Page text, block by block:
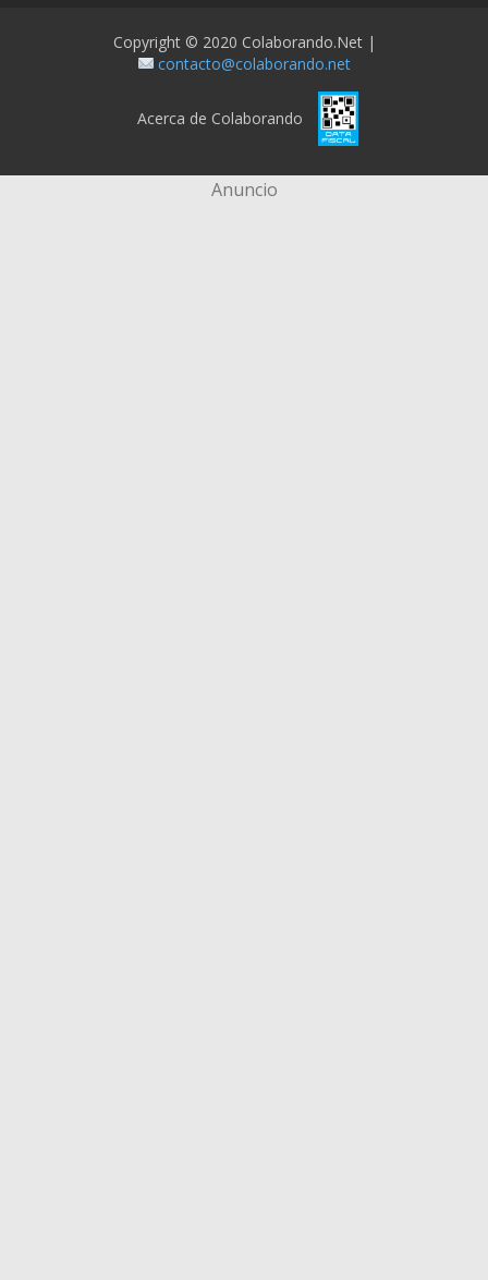
Copyright © 2020 Colaborando.net |
contacto@colaborando.net
Acerca de Colaborando
Anuncio